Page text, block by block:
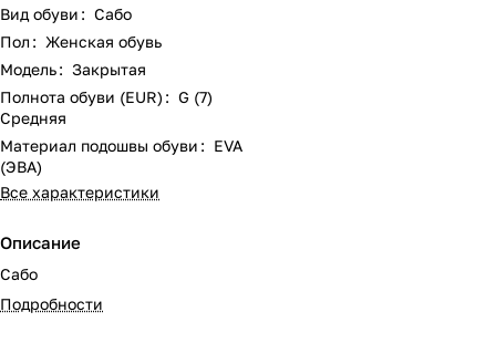
Вид обуви : Сабо
Пол : Женская обувь
Модель: Закрытая
Полнота обуви (EUR) : G (7)
Средняя
Материал подошвы обуви : EVA
(ЭВА)
Все характеристики
Описание
Сабо
Подробности